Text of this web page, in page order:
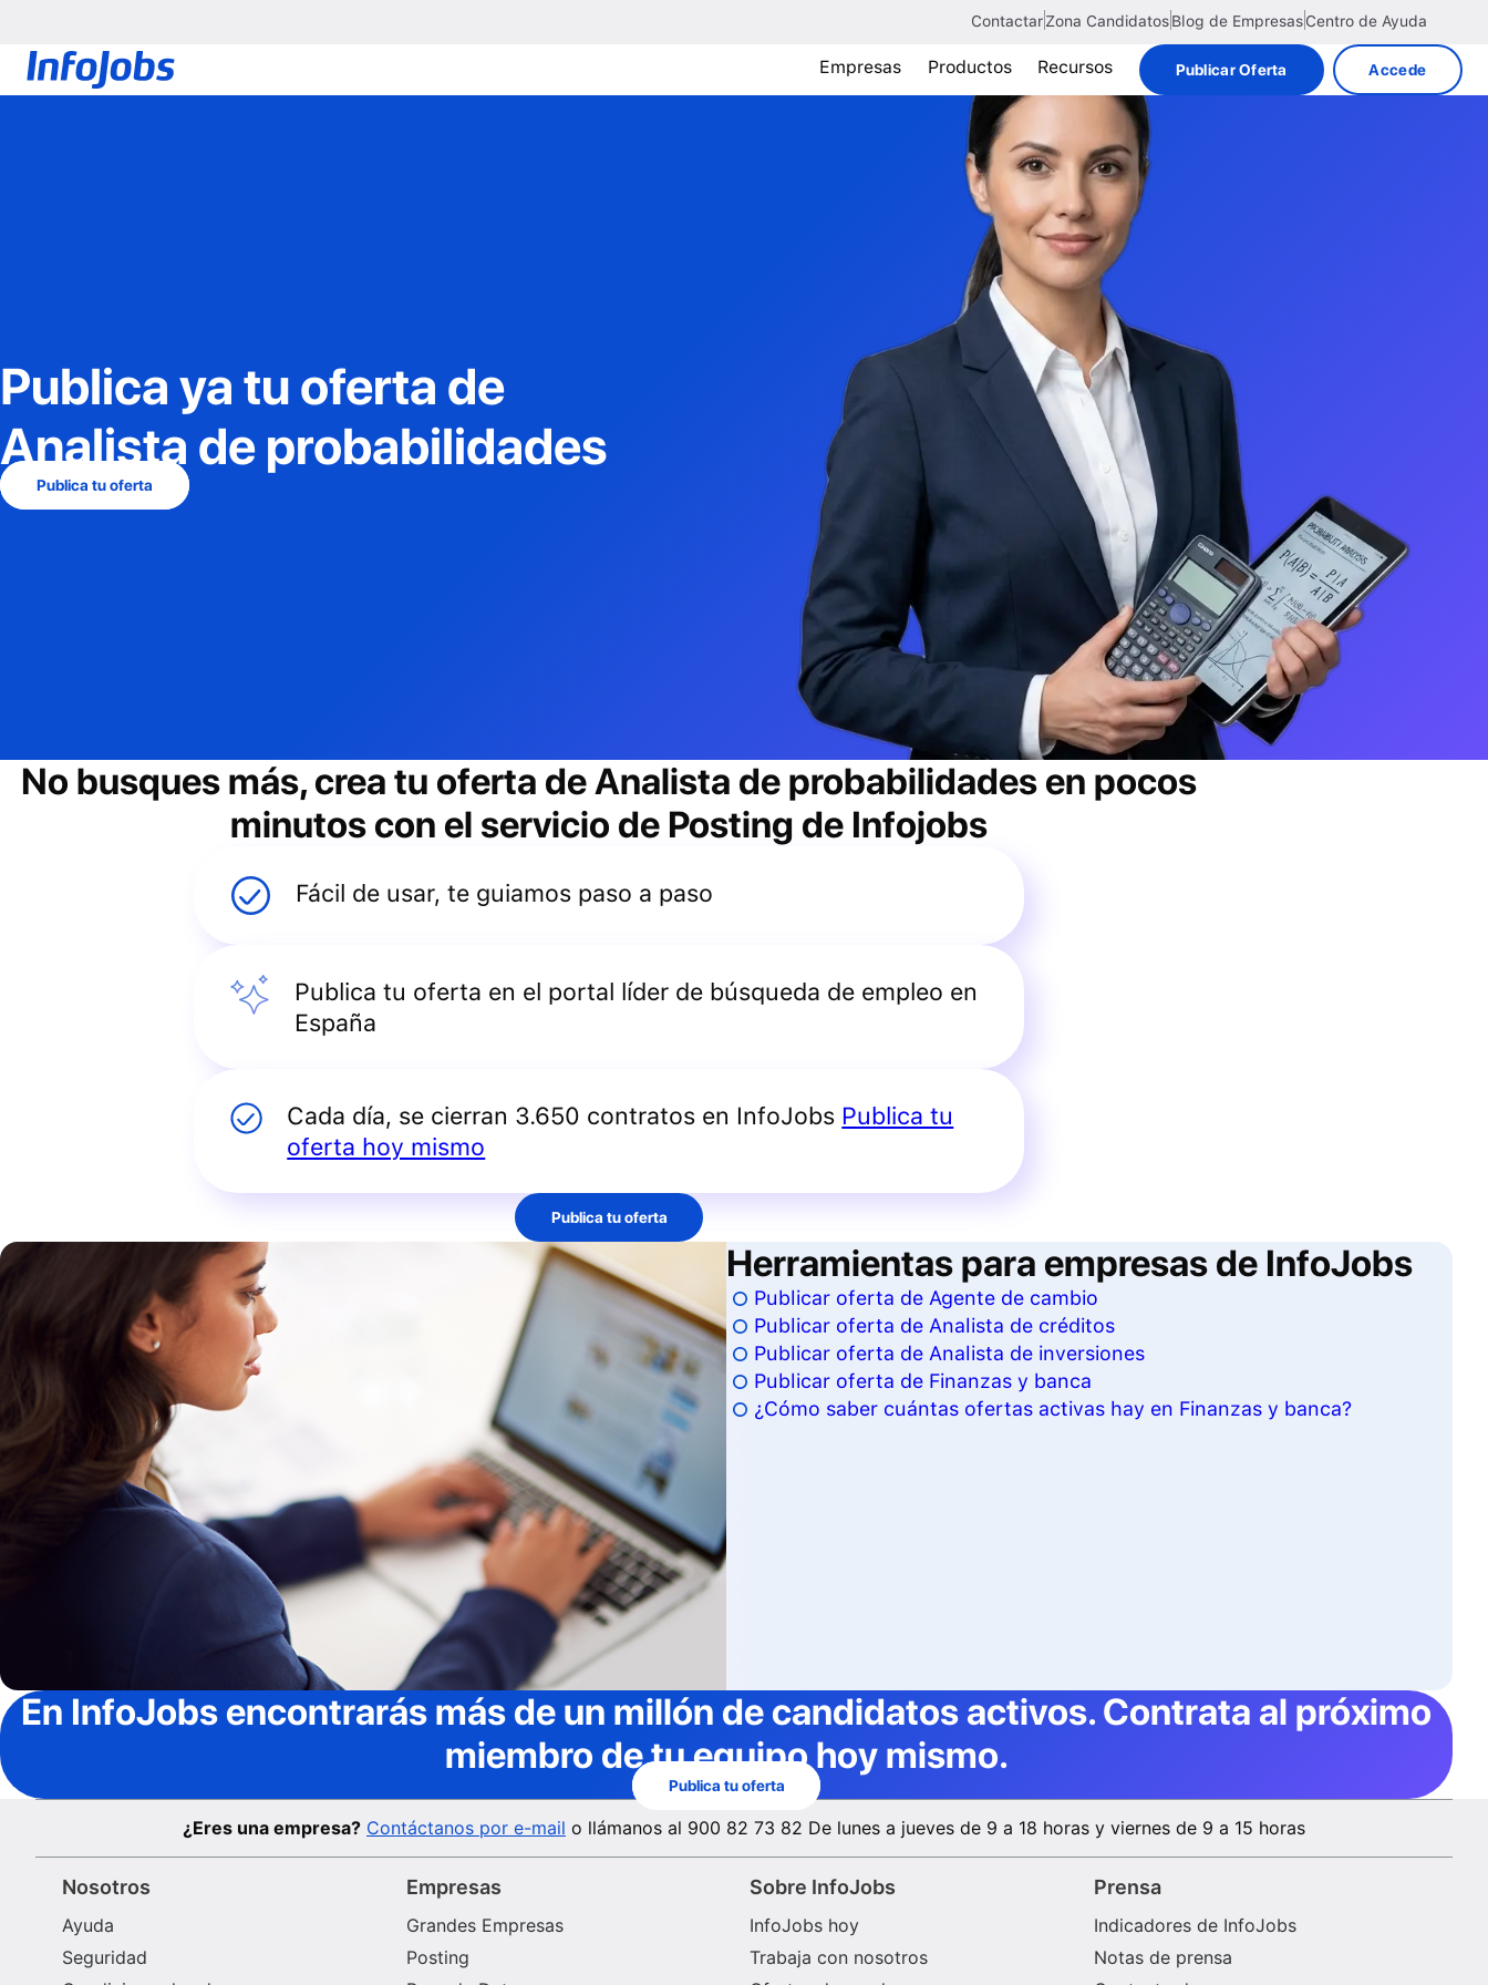
ContactarZona CandidatosBlog de EmpresasCentro de Ayuda
Empresas Productos Recursos Publicar Oferta Accede
Publica ya tu oferta de
Analista de probabilidades
Publica tu oferta
No busques más, crea tu oferta deAnalista de probabilidades en pocos
minutos con el servicio de Posting de Infojobs
Fácil de usar, te guiamos paso a paso
Publica tu oferta en el portal líder de búsqueda de empleo en
España
Cada día, se cierran 3.650 contratos en InfoJobs Publica tu
oferta hoy mismo
Publica tu oferta
Herramientas para empresas de InfoJobs
Publicar oferta de Agente de cambio
Publicar oferta de Analista de créditos
Publicar oferta de Analista de inversiones
Publicar oferta de Finanzas y banca
¿Cómo saber cuántas ofertas activas hay en Finanzas y banca?
En InfoJobs encontrarás más de un millón de candidatos activos. Contrata al próximo
miembro de tu equipo hoy mismo.
Publica tu oferta
¿Eres una empresa? Contáctanos por e-mail o llámanos al 900 82 73 82 De lunes a jueves de 9 a 18 horas y viernes de 9 a 15 horas
Nosotros
Ayuda
Seguridad
Empresas
Grandes Empresas
Posting
Sobre InfoJobs
InfoJobs hoy
Trabaja con nosotros
Prensa
Indicadores de InfoJobs
Notas de prensa